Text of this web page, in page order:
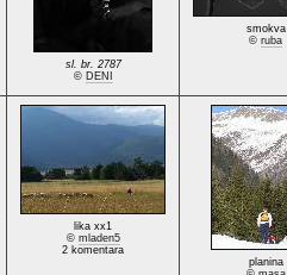
sl. br. 2787
© DENI
smokva
©ruba
lika xx1
© mladen5
2 komentara
planina